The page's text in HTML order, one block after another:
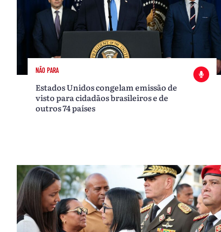
NÃO PARA
Estados Unidos congelam emissão de
visto para cidadãos brasileiros e de
outros 74 países